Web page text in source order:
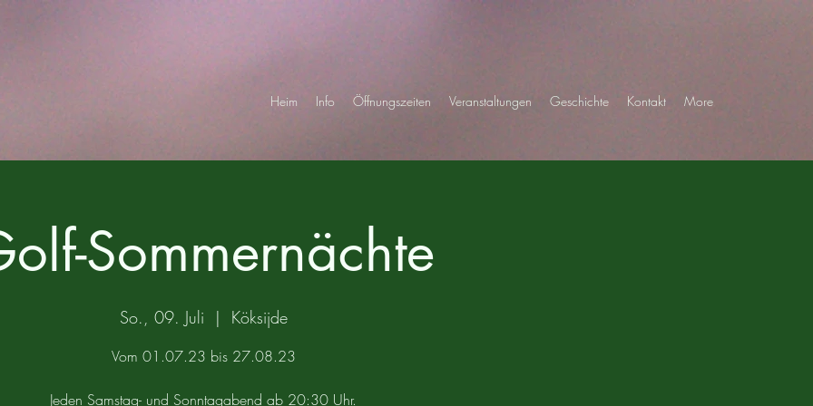
Heim Info Öffnungszeiten Veranstaltungen Geschichte Kontakt More
Sommernächte
So., 09. Juli
  |
Köksijde
Vom 01.07.23 bis 27.08.23
Jeden Samstag- und Sonntagabend ab 20:30 Uhr.